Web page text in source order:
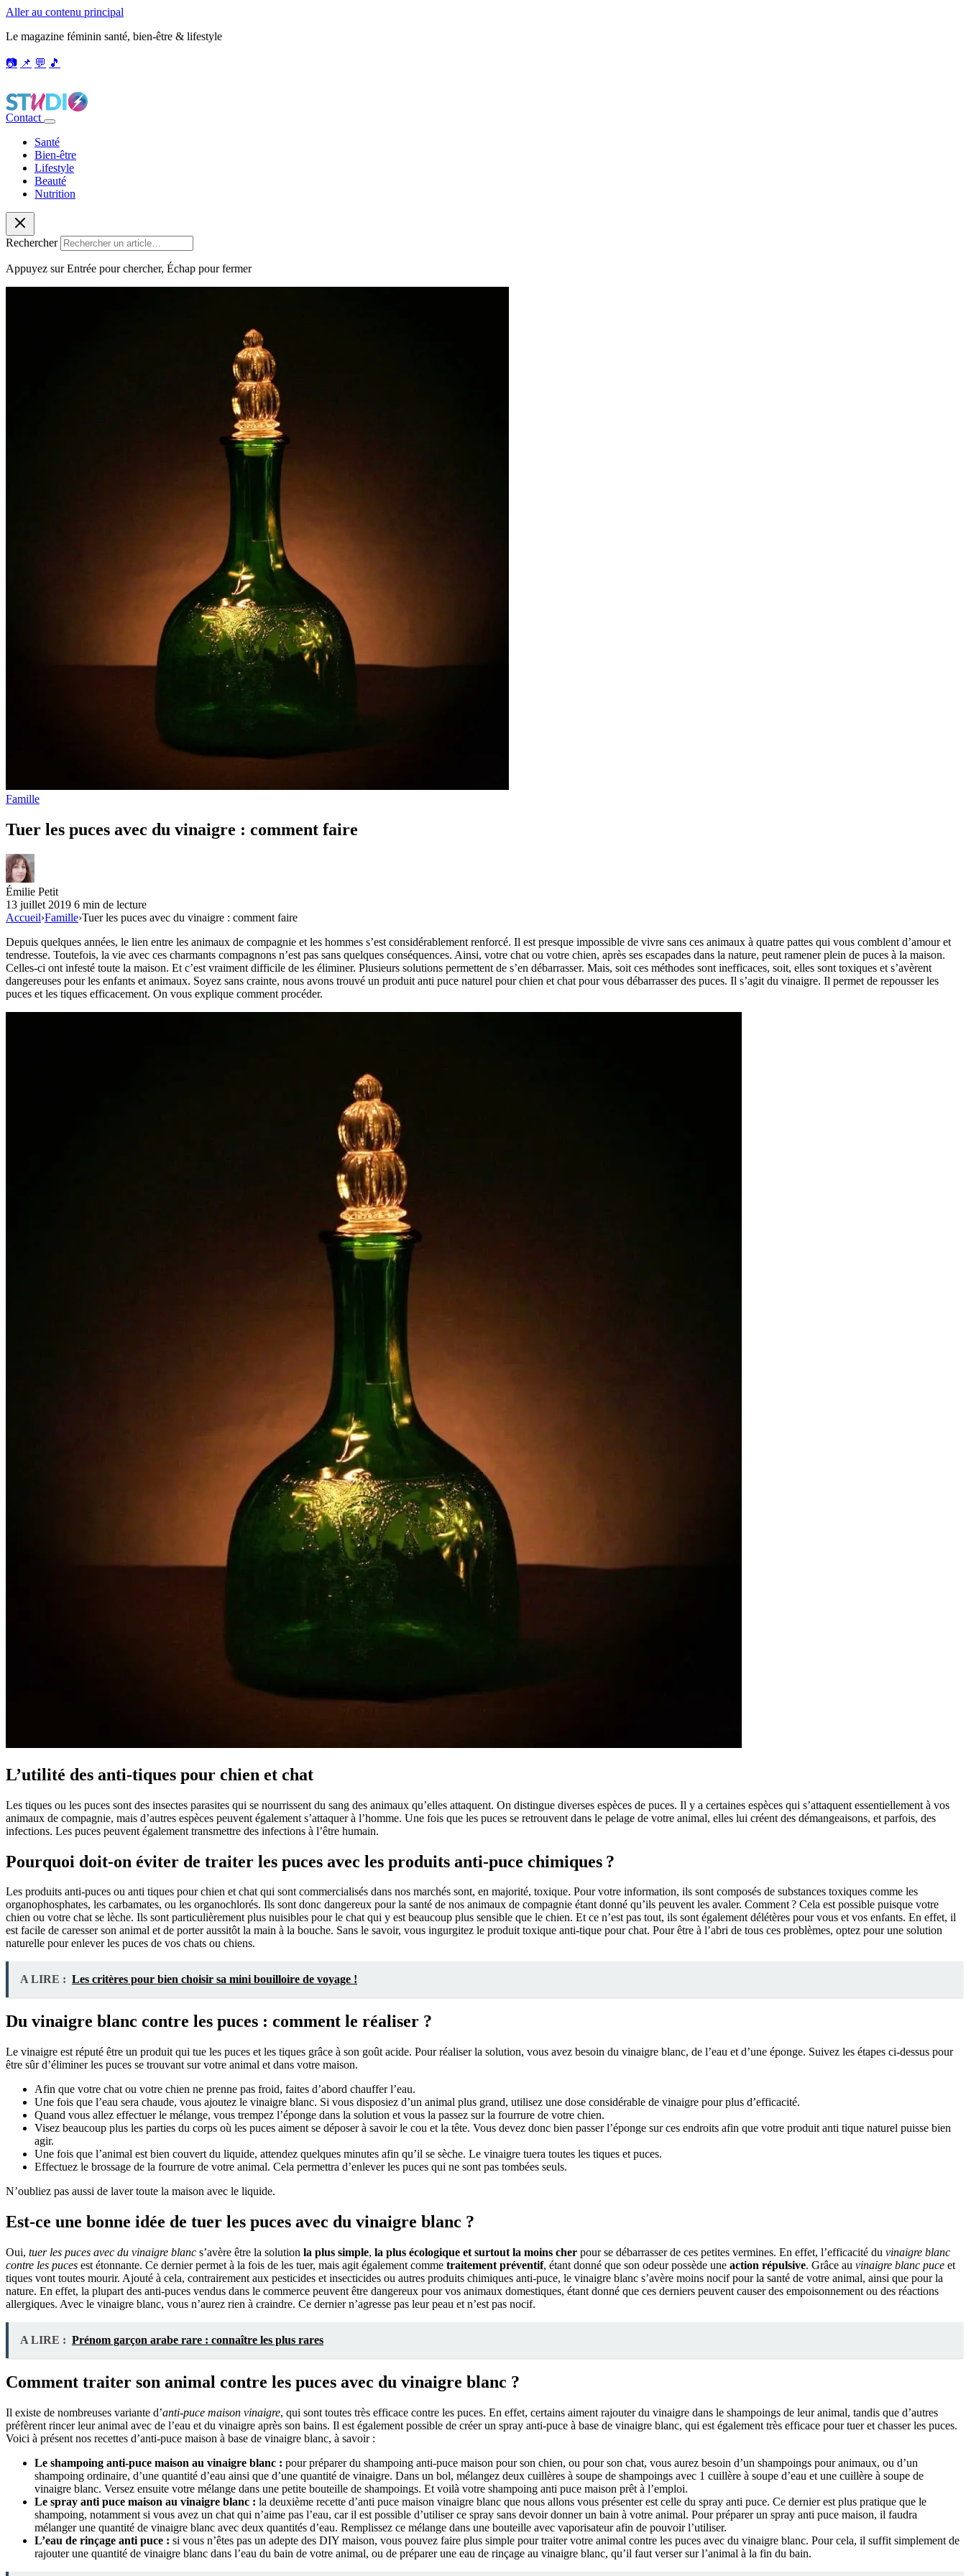
Aller au contenu principal
Le magazine féminin santé, bien-être & lifestyle
📷 📌 💬 🎵
Contact
Santé
Bien-être
Lifestyle
Beauté
Nutrition
Rechercher
Appuyez sur Entrée pour chercher, Échap pour fermer
Famille
Tuer les puces avec du vinaigre : comment faire
Émilie Petit
13 juillet 2019 6 min de lecture
Accueil›Famille›Tuer les puces avec du vinaigre : comment faire
Depuis quelques années, le lien entre les animaux de compagnie et les hommes s’est considérablement renforcé. Il est presque impossible de vivre sans ces animaux à quatre pattes qui vous comblent d’amour et
tendresse. Toutefois, la vie avec ces charmants compagnons n’est pas sans quelques conséquences. Ainsi, votre chat ou votre chien, après ses escapades dans la nature, peut ramener plein de puces à la maison.
Celles-ci ont infesté toute la maison. Et c’est vraiment difficile de les éliminer. Plusieurs solutions permettent de s’en débarrasser. Mais, soit ces méthodes sont inefficaces, soit, elles sont toxiques et s’avèrent
dangereuses pour les enfants et animaux. Soyez sans crainte, nous avons trouvé un produit anti puce naturel pour chien et chat pour vous débarrasser des puces. Il s’agit du vinaigre. Il permet de repousser les
puces et les tiques efficacement. On vous explique comment procéder.
L’utilité des anti-tiques pour chien et chat
Les tiques ou les puces sont des insectes parasites qui se nourrissent du sang des animaux qu’elles attaquent. On distingue diverses espèces de puces. Il y a certaines espèces qui s’attaquent essentiellement à vos
animaux de compagnie, mais d’autres espèces peuvent également s’attaquer à l’homme. Une fois que les puces se retrouvent dans le pelage de votre animal, elles lui créent des démangeaisons, et parfois, des
infections. Les puces peuvent également transmettre des infections à l’être humain.
Pourquoi doit-on éviter de traiter les puces avec les produits anti-puce chimiques ?
Les produits anti-puces ou anti tiques pour chien et chat qui sont commercialisés dans nos marchés sont, en majorité, toxique. Pour votre information, ils sont composés de substances toxiques comme les
organophosphates, les carbamates, ou les organochlorés. Ils sont donc dangereux pour la santé de nos animaux de compagnie étant donné qu’ils peuvent les avaler. Comment ? Cela est possible puisque votre
chien ou votre chat se lèche. Ils sont particulièrement plus nuisibles pour le chat qui y est beaucoup plus sensible que le chien. Et ce n’est pas tout, ils sont également délétères pour vous et vos enfants. En effet, il
est facile de caresser son animal et de porter aussitôt la main à la bouche. Sans le savoir, vous ingurgitez le produit toxique anti-tique pour chat. Pour être à l’abri de tous ces problèmes, optez pour une solution
naturelle pour enlever les puces de vos chats ou chiens.
A LIRE : Les critères pour bien choisir sa mini bouilloire de voyage !
Du vinaigre blanc contre les puces : comment le réaliser ?
Le vinaigre est réputé être un produit qui tue les puces et les tiques grâce à son goût acide. Pour réaliser la solution, vous avez besoin du vinaigre blanc, de l’eau et d’une éponge. Suivez les étapes ci-dessus pour
être sûr d’éliminer les puces se trouvant sur votre animal et dans votre maison.
Afin que votre chat ou votre chien ne prenne pas froid, faites d’abord chauffer l’eau.
Une fois que l’eau sera chaude, vous ajoutez le vinaigre blanc. Si vous disposiez d’un animal plus grand, utilisez une dose considérable de vinaigre pour plus d’efficacité.
Quand vous allez effectuer le mélange, vous trempez l’éponge dans la solution et vous la passez sur la fourrure de votre chien.
Visez beaucoup plus les parties du corps où les puces aiment se déposer à savoir le cou et la tête. Vous devez donc bien passer l’éponge sur ces endroits afin que votre produit anti tique naturel puisse bien
agir.
Une fois que l’animal est bien couvert du liquide, attendez quelques minutes afin qu’il se sèche. Le vinaigre tuera toutes les tiques et puces.
Effectuez le brossage de la fourrure de votre animal. Cela permettra d’enlever les puces qui ne sont pas tombées seuls.
N’oubliez pas aussi de laver toute la maison avec le liquide.
Est-ce une bonne idée de tuer les puces avec du vinaigre blanc ?
Oui, tuer les puces avec du vinaigre blanc s’avère être la solution la plus simple, la plus écologique et surtout la moins cher pour se débarrasser de ces petites vermines. En effet, l’efficacité du vinaigre blanc
contre les puces est étonnante. Ce dernier permet à la fois de les tuer, mais agit également comme traitement préventif, étant donné que son odeur possède une action répulsive. Grâce au vinaigre blanc puce et
tiques vont toutes mourir. Ajouté à cela, contrairement aux pesticides et insecticides ou autres produits chimiques anti-puce, le vinaigre blanc s’avère moins nocif pour la santé de votre animal, ainsi que pour la
nature. En effet, la plupart des anti-puces vendus dans le commerce peuvent être dangereux pour vos animaux domestiques, étant donné que ces derniers peuvent causer des empoisonnement ou des réactions
allergiques. Avec le vinaigre blanc, vous n’aurez rien à craindre. Ce dernier n’agresse pas leur peau et n’est pas nocif.
A LIRE : Prénom garçon arabe rare : connaître les plus rares
Comment traiter son animal contre les puces avec du vinaigre blanc ?
Il existe de nombreuses variante d’anti-puce maison vinaigre, qui sont toutes très efficace contre les puces. En effet, certains aiment rajouter du vinaigre dans le shampoings de leur animal, tandis que d’autres
préfèrent rincer leur animal avec de l’eau et du vinaigre après son bains. Il est également possible de créer un spray anti-puce à base de vinaigre blanc, qui est également très efficace pour tuer et chasser les puces.
Voici à présent nos recettes d’anti-puce maison à base de vinaigre blanc, à savoir :
Le shampoing anti-puce maison au vinaigre blanc : pour préparer du shampoing anti-puce maison pour son chien, ou pour son chat, vous aurez besoin d’un shampoings pour animaux, ou d’un
shampoing ordinaire, d’une quantité d’eau ainsi que d’une quantité de vinaigre. Dans un bol, mélangez deux cuillères à soupe de shampoings avec 1 cuillère à soupe d’eau et une cuillère à soupe de
vinaigre blanc. Versez ensuite votre mélange dans une petite bouteille de shampoings. Et voilà votre shampoing anti puce maison prêt à l’emploi.
Le spray anti puce maison au vinaigre blanc : la deuxième recette d’anti puce maison vinaigre blanc que nous allons vous présenter est celle du spray anti puce. Ce dernier est plus pratique que le
shampoing, notamment si vous avez un chat qui n’aime pas l’eau, car il est possible d’utiliser ce spray sans devoir donner un bain à votre animal. Pour préparer un spray anti puce maison, il faudra
mélanger une quantité de vinaigre blanc avec deux quantités d’eau. Remplissez ce mélange dans une bouteille avec vaporisateur afin de pouvoir l’utiliser.
L’eau de rinçage anti puce : si vous n’êtes pas un adepte des DIY maison, vous pouvez faire plus simple pour traiter votre animal contre les puces avec du vinaigre blanc. Pour cela, il suffit simplement de
rajouter une quantité de vinaigre blanc dans l’eau du bain de votre animal, ou de préparer une eau de rinçage au vinaigre blanc, qu’il faut verser sur l’animal à la fin du bain.